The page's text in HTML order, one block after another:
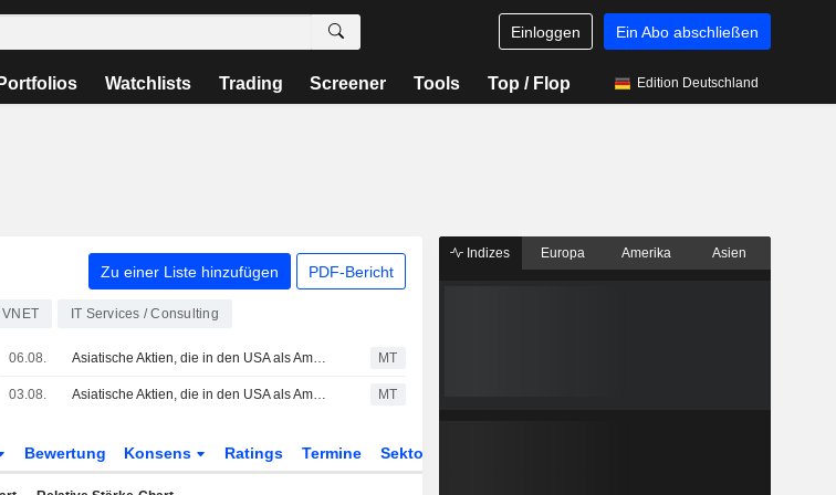
Einloggen Ein Abo abschließen
Portfolios Watchlists Trading Screener Tools Top / Flop Edition Deutschland
Zu einer Liste hinzufügen PDF-Bericht
VNET IT Services / Consulting
06.08. Asiatische Aktien, die in den USA als American Depositary Receipts gehandelt werden, legen am Donnerstag im Handel zu MT
03.08. Asiatische Aktien, die in den USA als American Depositary Receipts gehandelt werden, legen im Montagshandel leicht zu MT
Bewertung Konsens Ratings Termine Sektor
Indizes Europa Amerika Asien